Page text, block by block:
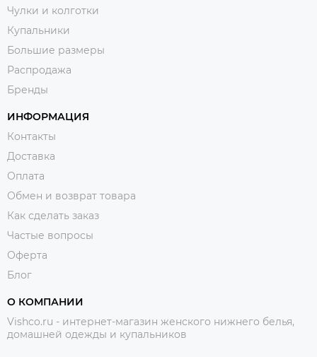
Чулки и колготки
Купальники
Большие размеры
Распродажа
Бренды
ИНФОРМАЦИЯ
Контакты
Доставка
Оплата
Обмен и возврат товара
Как сделать заказ
Частые вопросы
Оферта
Блог
О КОМПАНИИ
Vishco.ru - интернет-магазин женского нижнего белья,
домашней одежды и купальников